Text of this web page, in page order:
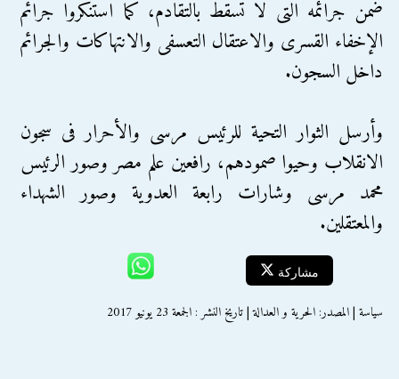
ضمن جرائمه التى لا تسقط بالتقادم، كما استنكروا جرائم
الإخفاء القسرى والاعتقال التعسفى والانتهاكات والجرائم
داخل السجون.
وأرسل الثوار التحية للرئيس مرسى والأحرار فى سجون
الانقلاب وحيوا صمودهم، رافعين علم مصر وصور الرئيس
محمد مرسى وشارات رابعة العدوية وصور الشهداء
والمعتقلين.
مشاركة
سياسة | المصدر: الحرية و العدالة | تاريخ النشر : الجمعة 23 يونيو 2017